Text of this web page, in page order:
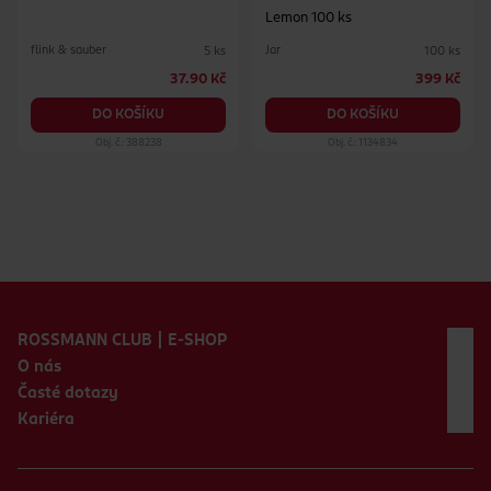
flink & sauber 5 ks
37.90 Kč
DO KOŠÍKU
Obj. č.: 388238
Lemon 100 ks
Jar 100 ks
399 Kč
DO KOŠÍKU
Obj. č.: 1134834
ROSSMANN CLUB | E-SHOP
O nás
Časté dotazy
Kariéra